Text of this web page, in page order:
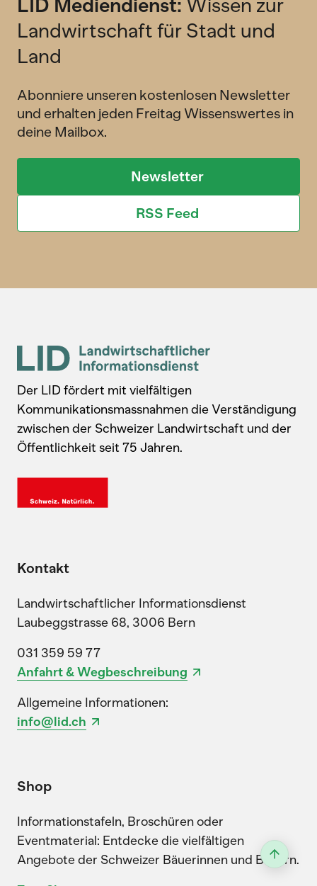
Landwirtschaft für Stadt und
Land
Abonniere unseren kostenlosen Newsletter
und erhalten jeden Freitag Wissenswertes in
deine Mailbox.
Newsletter
RSS Feed
Der LID fördert mit vielfältigen
Kommunikationsmassnahmen die Verständigung
zwischen der Schweizer Landwirtschaft und der
Öffentlichkeit seit 75 Jahren.
Kontakt
Landwirtschaftlicher Informationsdienst
Laubeggstrasse 68, 3006 Bern
031 359 59 77
Anfahrt & Wegbeschreibung
Allgemeine Informationen:
info@lid.ch
Shop
Informationstafeln, Broschüren oder
Eventmaterial: Entdecke die vielfältigen
Angebote der Schweizer Bäuerinnen und Bauern.